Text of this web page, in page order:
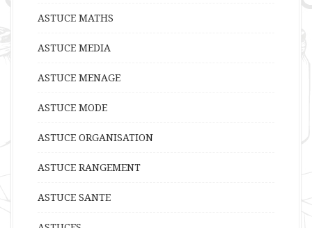
ASTUCE MATHS
ASTUCE MEDIA
ASTUCE MENAGE
ASTUCE MODE
ASTUCE ORGANISATION
ASTUCE RANGEMENT
ASTUCE SANTE